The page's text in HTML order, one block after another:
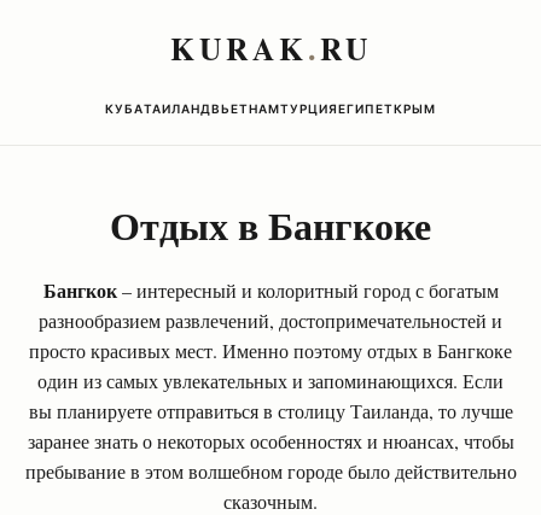
KURAK.RU
КУБАТАИЛАНДВЬЕТНАМТУРЦИЯЕГИПЕТКРЫМ
Отдых в Бангкоке
Бангкок– интересный и колоритный город с богатым
разнообразием развлечений, достопримечательностей и
просто красивых мест. Именно поэтому отдых в Бангкоке
один из самых увлекательных и запоминающихся. Если
вы планируете отправиться в столицу Таиланда, то лучше
заранее знать о некоторых особенностях и нюансах, чтобы
пребывание в этом волшебном городе было действительно
сказочным.